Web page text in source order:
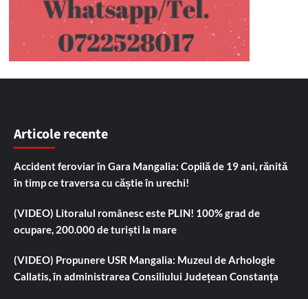
Articole recente
Accident feroviar în Gara Mangalia: Copilă de 19 ani, rănită
în timp ce traversa cu căștie în urechi!
(VIDEO) Litoralul românesc este PLIN! 100% grad de
ocupare, 200.000 de turiști la mare
(VIDEO) Propunere USR Mangalia: Muzeul de Arhologie
Callatis, în administrarea Consiliului Județean Constanța